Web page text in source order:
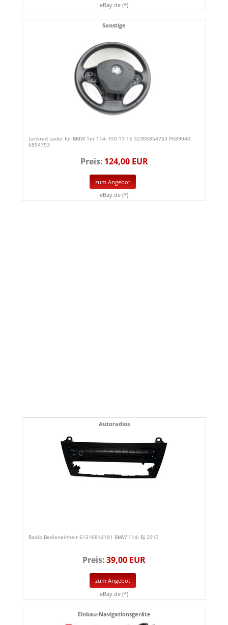
eBay.de (*)
Sonstige
Lenkrad Leder für BMW 1er 114i F20 11-15 32306854753 P689040
6854753
Preis: 124,00 EUR
zum Angebot
eBay.de (*)
Autoradios
Radio Bedieneinheit 61316814181 BMW 114i Bj 2013
Preis:39,00 EUR
zum Angebot
eBay.de (*)
Einbau-Navigationsgeräte